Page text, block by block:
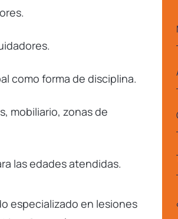
como forma de disciplina.
mobiliario, zonas de
las edades atendidas.
especializado en lesiones